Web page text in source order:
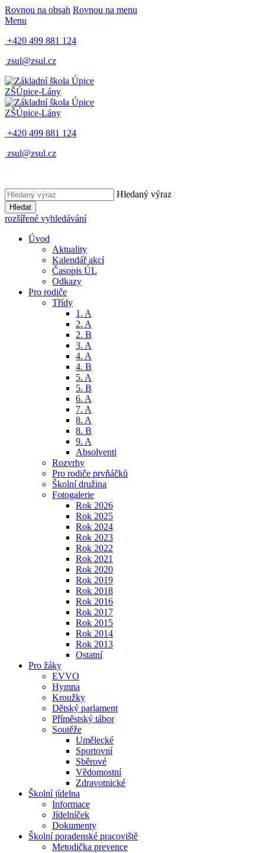
Rovnou na obsah Rovnou na menu
Menu
+420 499 881 124
zsul@zsul.cz
ZŠÚpice-Lány
ZŠÚpice-Lány
+420 499 881 124
zsul@zsul.cz
Hledaný výraz
Hledat
rozšířené vyhledávání
Úvod
Aktuality
Kalendář akcí
Časopis ÚL
Odkazy
Pro rodiče
Třídy
1. A
2. A
2. B
3. A
4. A
4. B
5. A
5. B
6. A
7. A
8. A
8. B
9. A
Absolventi
Rozvrhy
Pro rodiče prvňáčků
Školní družina
Fotogalerie
Rok 2026
Rok 2025
Rok 2024
Rok 2023
Rok 2022
Rok 2021
Rok 2020
Rok 2019
Rok 2018
Rok 2016
Rok 2017
Rok 2015
Rok 2014
Rok 2013
Ostatní
Pro žáky
EVVO
Hymna
Kroužky
Dětský parlament
Příměstský tábor
Soutěže
Umělecké
Sportovní
Sběrové
Vědomostní
Zdravotnické
Školní jídelna
Informace
Jídelníček
Dokumenty
Školní poradenské pracoviště
Metodička prevence